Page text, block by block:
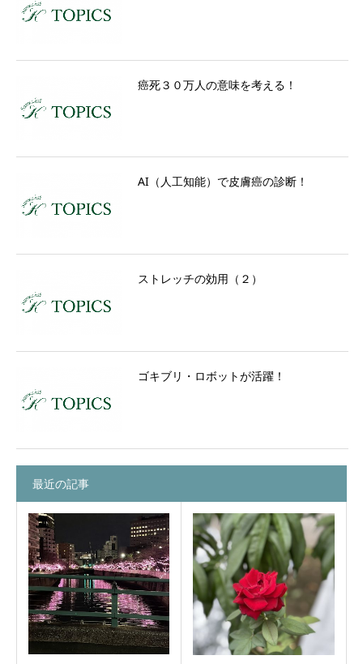
癌死３０万人の意味を考える！
AI（人工知能）で皮膚癌の診断！
ストレッチの効用（２）
ゴキブリ・ロボットが活躍！
最近の記事